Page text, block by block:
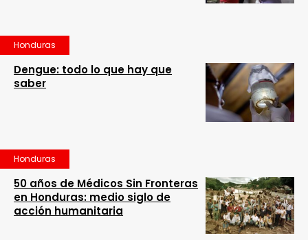
Honduras
Dengue: todo lo que hay que
saber
Honduras
50 años de Médicos Sin Fronteras
en Honduras: medio siglo de
acción humanitaria